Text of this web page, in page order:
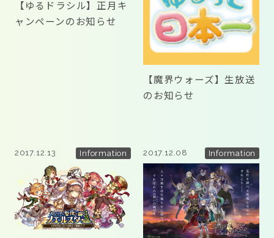
twitter facebook instagram
【ゆるドラシル】正月キ
ャンペーンのお知らせ
【魔界ウォーズ】生放送
のお知らせ
2017.12.13 Information 2017.12.08 Information